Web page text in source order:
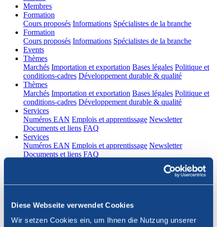
Diese Webseite verwendet Cookies
Wir setzen Cookies ein, um Ihnen die Nutzung unserer
Membres(current)
Formation
Cours proposés Informations Spécialistes de la branche
Formation
Cours proposés Informations Spécialistes de la branche
Events(current)
Thèmes(current)
Marchés Importation et exportation Bases légales Politique et
conditions-cadres Développement durable & qualité
Thèmes(current)
Marchés Importation et exportation Bases légales Politique et
conditions-cadres Développement durable & qualité
Services(current)
Numéros EAN Emplois et apprentissage Newsletter
Documents et liens FAQ
Services(current)
Numéros EAN Emplois et apprentissage Newsletter
Documents et liens FAQ
FR
Connexion